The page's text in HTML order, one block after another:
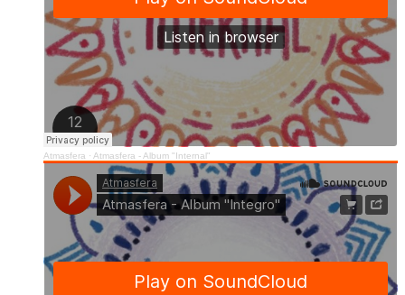
Atmasfera · Atmasfera - Album "Internal"